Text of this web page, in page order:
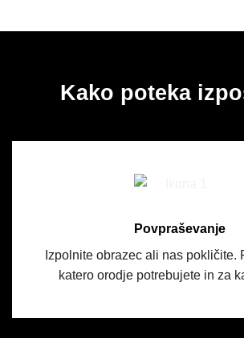
Kako poteka
Povpraševanje
Izpolnite obrazec ali nas pokličite.
katero orodje potrebujete in za